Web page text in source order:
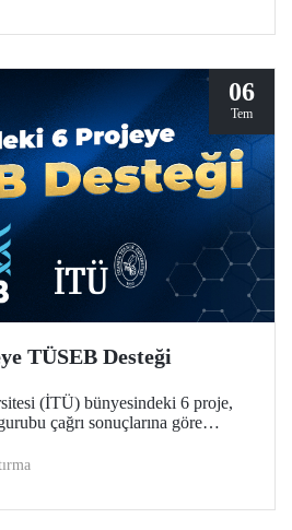
06
Tem
TÜSEB Desteği
(İTÜ) bünyesindeki 6 proje,
çağrı sonuçlarına göre